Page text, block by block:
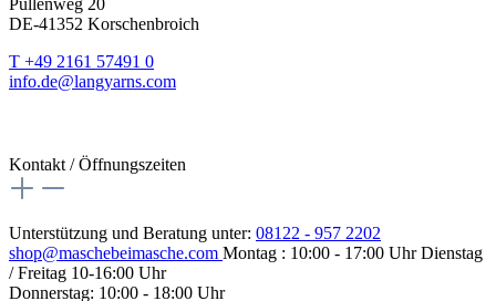
Püllenweg 20
DE-41352 Korschenbroich
T +49 2161 57491 0
info.de@langyarns.com
Kontakt / Öffnungszeiten
Unterstützung und Beratung unter: 08122 - 957 2202
shop@maschebeimasche.com Montag : 10:00 - 17:00 Uhr Dienstag
/ Freitag 10-16:00 Uhr
Donnerstag: 10:00 - 18:00 Uhr